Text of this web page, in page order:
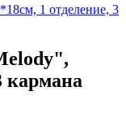
кармана